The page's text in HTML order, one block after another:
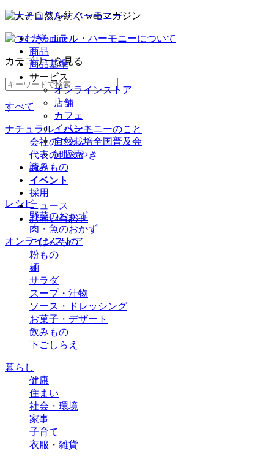
ナチュラル・ハーモニーについて
商品
商品基準
サービス
オンラインストア
店舗
カフェ
イベント
自然栽培全国普及会
卸販売
読みもの
イベント
採用
ニュース
お問い合わせ
オンラインストア
カテゴリーを見る
すべて
ナチュラル・ハーモニーのこと
会社のこと
代表のつぶやき
商品
イベント
レシピ
野菜のおかず
肉・魚のおかず
ごはんもの
粉もの
麺
サラダ
スープ・汁物
ソース・ドレッシング
お菓子・デザート
飲みもの
下ごしらえ
暮らし
健康
住まい
社会・環境
家事
子育て
衣服・雑貨